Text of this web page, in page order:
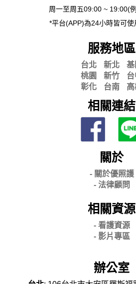
周一至周五09:00 ~ 19:00(
*平台(APP)為24小時皆可
服務地區
台北 新北
基
桃園
新竹
台
彰化
台南
相關連結
關於
- 關於優照護
- 法律顧問
相關資源
- 看護資源
- 影片專區
辦公室